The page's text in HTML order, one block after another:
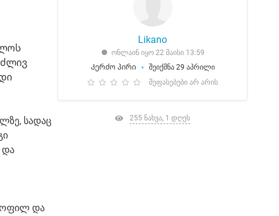
სადაც
და
და
Likano
ონლაინ იყო 22 მაისი 13:59
Კერძო პირი
შეიქმნა 29 აპრილი
შეფასებები არ არის
255 ნახვა, 1 დღეს